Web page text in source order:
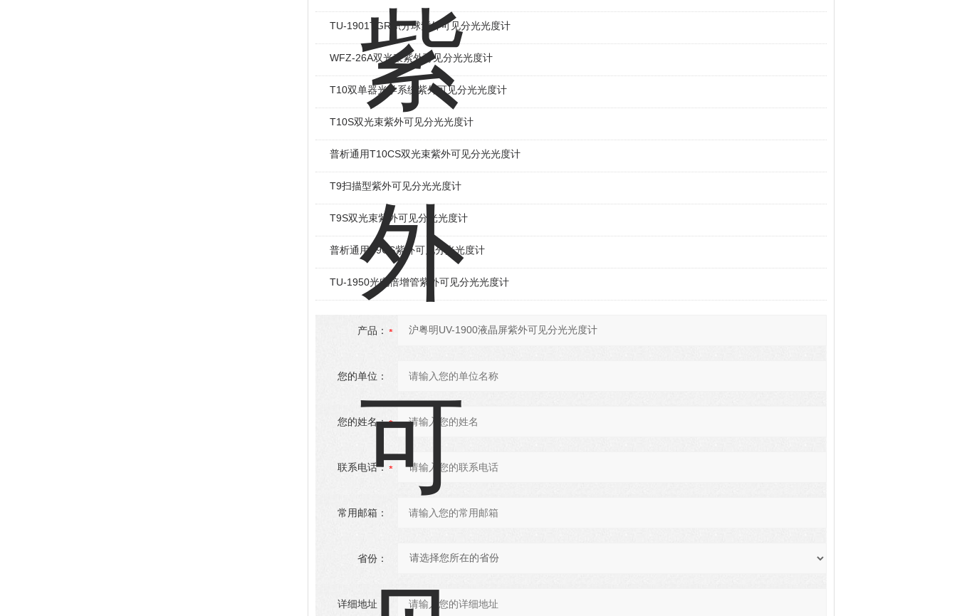
TU-1901TGR积分球紫外可见分光光度计
WFZ-26A双光束紫外可见分光光度计
T10双单器光学系统紫外可见分光光度计
T10S双光束紫外可见分光光度计
普析通用T10CS双光束紫外可见分光光度计
T9扫描型紫外可见分光光度计
T9S双光束紫外可见分光光度计
普析通用T9CS紫外可见分光光度计
TU-1950光电倍增管紫外可见分光光度计
产品：
您的单位：
您的姓名：
联系电话：
常用邮箱：
省份：
详细地址：